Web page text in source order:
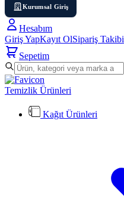
Kurumsal Giriş
Hesabım
Giriş YapKayıt OlSipariş Takibi
Sepetim
Temizlik Ürünleri
Kağıt Ürünleri